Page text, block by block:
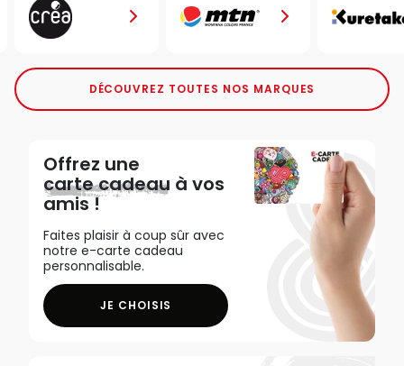
DÉCOUVREZ TOUTES NOS MARQUES
Offrez une
carte cadeau à vos
amis !
Faites plaisir à coup sûr avec
notre e-carte cadeau
personnalisable.
JE CHOISIS